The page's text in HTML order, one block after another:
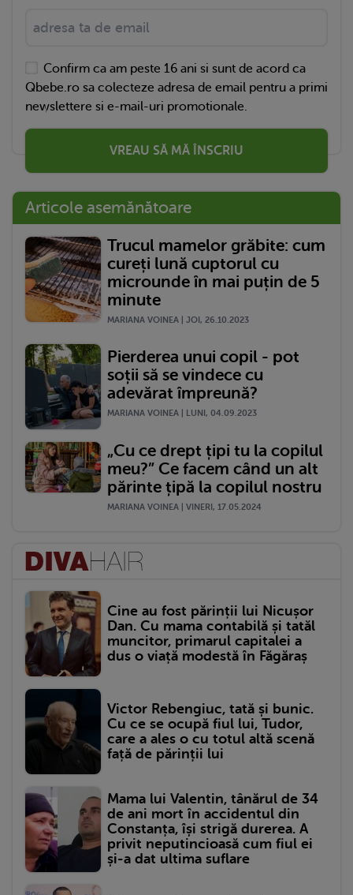
Confirm ca am peste 16 ani si sunt de acord ca
Qbebe.ro sa colecteze adresa de email pentru a primi
newslettere si e-mail-uri promotionale.
VREAU SĂ MĂ ÎNSCRIU
Articole asemănătoare
Trucul mamelor grăbite: cum
cureți lună cuptorul cu
microunde în mai puțin de 5
minute
MARIANA VOINEA | JOI, 26.10.2023
Pierderea unui copil - pot
soții să se vindece cu
adevărat împreună?
MARIANA VOINEA | LUNI, 04.09.2023
„Cu ce drept țipi tu la copilul
meu?” Ce facem când un alt
părinte țipă la copilul nostru
MARIANA VOINEA | VINERI, 17.05.2024
Cine au fost părinții lui Nicușor
Dan. Cu mama contabilă și tatăl
muncitor, primarul capitalei a
dus o viață modestă în Făgăraș
Victor Rebengiuc, tată și bunic.
Cu ce se ocupă fiul lui, Tudor,
care a ales o cu totul altă scenă
față de părinții lui
Mama lui Valentin, tânărul de 34
de ani mort în accidentul din
Constanța, își strigă durerea. A
privit neputincioasă cum fiul ei
și-a dat ultima suflare